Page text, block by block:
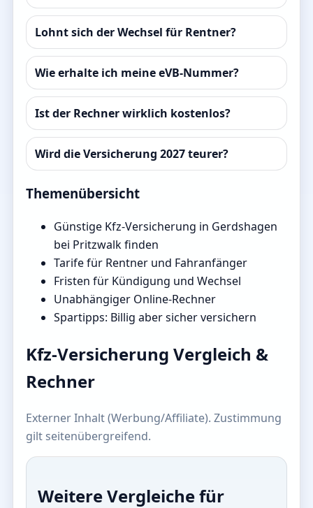
Lohnt sich der Wechsel für Rentner?
Wie erhalte ich meine eVB-Nummer?
Ist der Rechner wirklich kostenlos?
Wird die Versicherung 2027 teurer?
Themenübersicht
Günstige Kfz-Versicherung in Gerdshagen
bei Pritzwalk finden
Tarife für Rentner und Fahranfänger
Fristen für Kündigung und Wechsel
Unabhängiger Online-Rechner
Spartipps: Billig aber sicher versichern
Kfz-Versicherung Vergleich &
Rechner
Externer Inhalt (Werbung/Affiliate). Zustimmung
gilt seitenübergreifend.
Weitere Vergleiche für